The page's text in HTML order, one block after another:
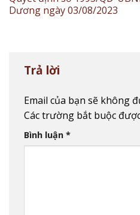
Dương ngày 03/08/2023
Trả lời
Email của bạn sẽ không
Các trường bắt buộc
Bình luận *